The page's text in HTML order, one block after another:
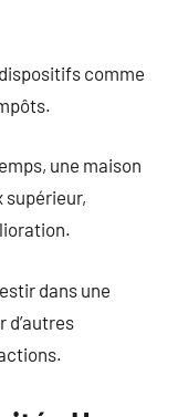
comme
une maison
supérieur,
dans une
d’autres